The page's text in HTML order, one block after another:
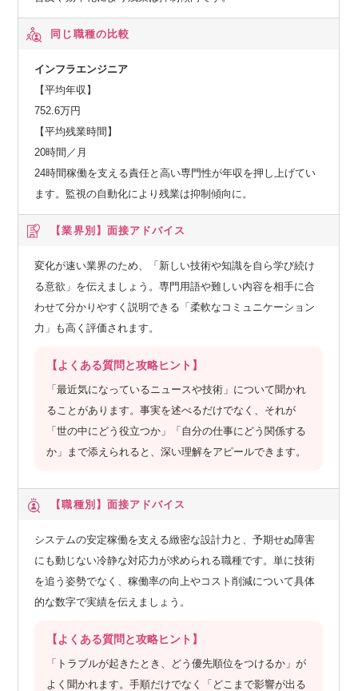
同じ職種の比較
インフラエンジニア
【平均年収】
752.6万円
【平均残業時間】
20時間／月
24時間稼働を支える責任と高い専門性が年収を押し上げてい
ます。監視の自動化により残業は抑制傾向に。
【業界別】 面接アドバイス
変化が速い業界のため、「新しい技術や知識を自ら学び続け
る意欲」を伝えましょう。専門用語や難しい内容を相手に合
わせて分かりやすく説明できる「柔軟なコミュニケーション
力」も高く評価されます。
【よくある質問と攻略ヒント】
「最近気になっているニュースや技術」について聞かれ
ることがあります。事実を述べるだけでなく、それが
「世の中にどう役立つか」「自分の仕事にどう関係する
か」まで添えられると、深い理解をアピールできます。
【職種別】 面接アドバイス
システムの安定稼働を支える緻密な設計力と、予期せぬ障害
にも動じない冷静な対応力が求められる職種です。単に技術
を追う姿勢でなく、稼働率の向上やコスト削減について具体
的な数字で実績を伝えましょう。
【よくある質問と攻略ヒント】
「トラブルが起きたとき、どう優先順位をつけるか」が
よく聞かれます。手順だけでなく「どこまで影響が出る